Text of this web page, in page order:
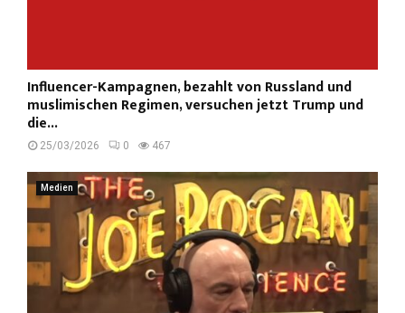
Influencer-Kampagnen, bezahlt von Russland und
muslimischen Regimen, versuchen jetzt Trump und
die...
25/03/2026 0 467
Medien